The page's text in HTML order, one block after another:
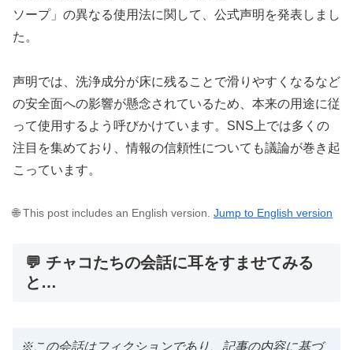
ソープ」の異なる使用法に関して、公式声明を発表しまし
た。
声明では、洗浄成分が床に残ることで滑りやすくなるなど
の安全面への影響が懸念されているため、本来の用途に従
って使用するよう呼びかけています。SNS上では多くの
注目を集めており、情報の信頼性についても議論が巻き起
こっています。
🌐 This post includes an English version. Jump to English version
💬 チャコたちの会話に耳をすませてみる
と…
※この会話はフィクションであり、記事の内容に基づ